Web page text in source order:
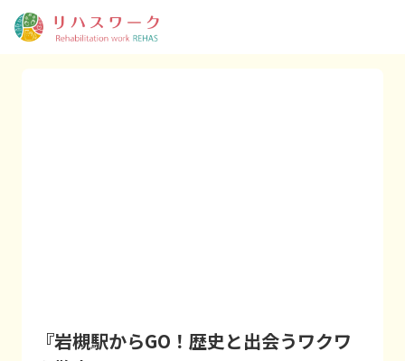
『岩槻駅からGO！歴史と出会うワクワ